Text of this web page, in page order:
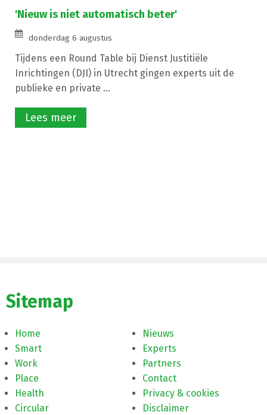
'Nieuw is niet automatisch beter'
donderdag 6 augustus
Tijdens een Round Table bij Dienst Justitiële
Inrichtingen (DJI) in Utrecht gingen experts uit de
publieke en private ...
Lees meer
Sitemap
Home
Smart
Work
Place
Health
Circular
Nieuws
Experts
Partners
Contact
Privacy & cookies
Disclaimer